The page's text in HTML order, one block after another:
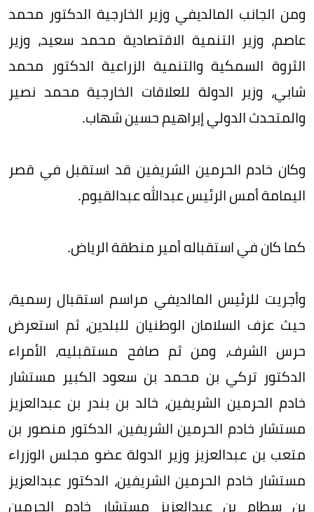
ومن الجانب المالديفي وزير الخارجية الدكتور محمد
عاصم، وزير التنمية الاقتصادية محمد سعيد، وزير
الثروة السمكية والتنمية الزراعية الدكتور محمد
شابي، وزير الدولة للعلاقات الخارجية محمد نصير
والمتحدث الدولي إبراهيم حسين شهاب.
وكان خادم الحرمين الشريفين قد استقبل في قصر
اليمامة أمس الرئيس عبدالله عبدالقيوم.
كما كان في استقباله أمير منطقة الرياض.
وأجريت للرئيس المالديفي مراسم استقبال رسمية،
حيث عزف السلامان الوطنيان للبلدين، ثم استعرض
حرس الشرف، ومن ثم صافح مستقبليه، الأمراء
الدكتور تركي بن محمد بن سعود الكبير مستشار
خادم الحرمين الشريفين، خالد بن بندر بن عبدالعزيز
مستشار خادم الحرمين الشريفين، الدكتور منصور بن
متعب بن عبدالعزيز وزير الدولة عضو مجلس الوزراء
مستشار خادم الحرمين الشريفين، الدكتور عبدالعزيز
بن سطام بن عبدالعزيز مستشار خادم الحرمين